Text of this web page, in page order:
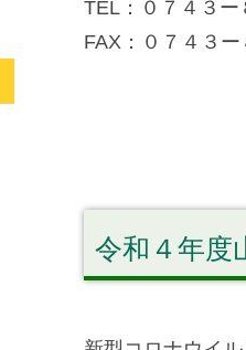
TEL：０７４３ー
FAX：０７４３
令和４年度